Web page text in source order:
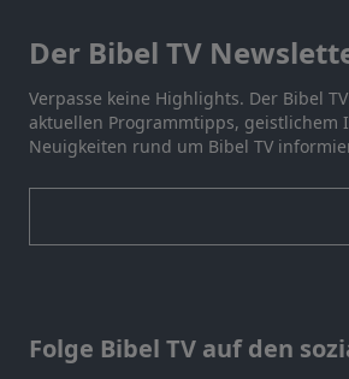
Der Bibel TV
Verpasse keine Highlights. Der Bibel
aktuellen Programmtipps, geistlichem
Neuigkeiten rund um Bibel TV
Folge Bibel TV auf den